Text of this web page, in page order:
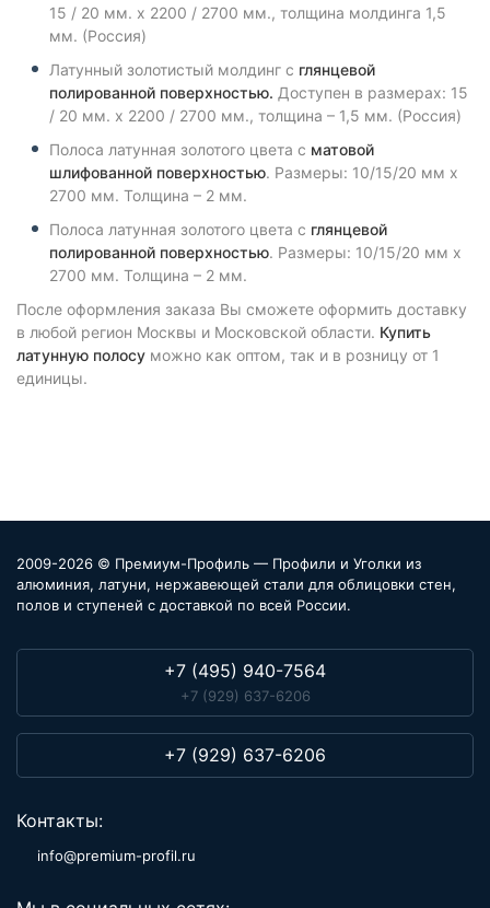
15 / 20 мм. х 2200 / 2700 мм., толщина молдинга 1,5
мм. (Россия)
Латунный золотистый молдинг с глянцевой
полированной поверхностью. Доступен в размерах: 15
/ 20 мм. х 2200 / 2700 мм., толщина – 1,5 мм. (Россия)
Полоса латунная золотого цвета с матовой
шлифованной поверхностью. Размеры: 10/15/20 мм х
2700 мм. Толщина – 2 мм.
Полоса латунная золотого цвета с глянцевой
полированной поверхностью. Размеры: 10/15/20 мм х
2700 мм. Толщина – 2 мм.
После оформления заказа Вы сможете оформить доставку
в любой регион Москвы и Московской области. Купить
латунную полосу можно как оптом, так и в розницу от 1
единицы.
2009-2026 © Премиум-Профиль — Профили и Уголки из
алюминия, латуни, нержавеющей стали для облицовки стен,
полов и ступеней с доставкой по всей России.
+7 (495) 940-7564
+7 (929) 637-6206
+7 (929) 637-6206
Контакты:
info@premium-profil.ru